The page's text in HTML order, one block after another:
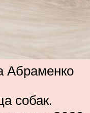
Абраменко
собак.